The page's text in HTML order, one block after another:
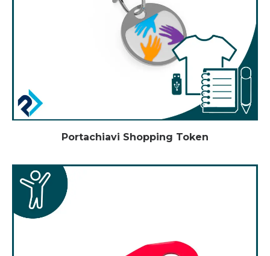
Portachiavi Shopping Token